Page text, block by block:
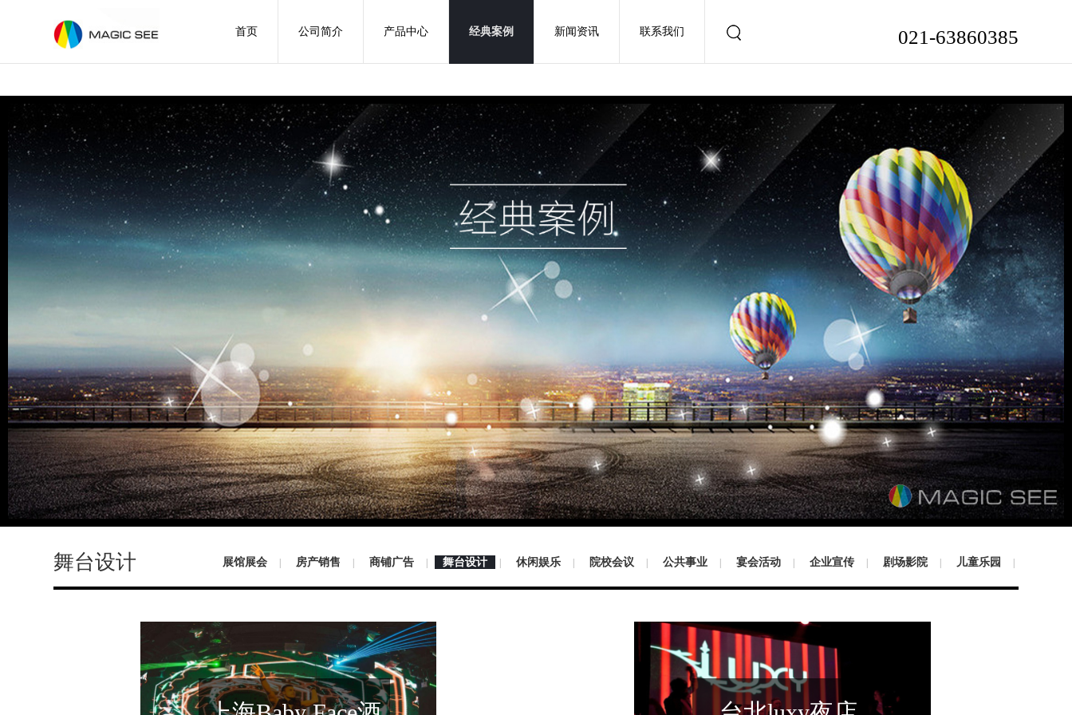
首页 公司简介 产品中心 经典案例 新闻资讯 联系我们 021-63860385
舞台设计 展馆展会 | 房产销售 | 商铺广告 | 舞台设计 | 休闲娱乐 | 院校会议 | 公共事业 | 宴会活动 | 企业宣传 | 剧场影院 | 儿童乐园 |